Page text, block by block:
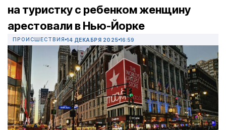
на туристку с ребенком женщину
арестовали в Нью-Йорке
ПРОИСШЕСТВИЯ 14 ДЕКАБРЯ 2025 16:59